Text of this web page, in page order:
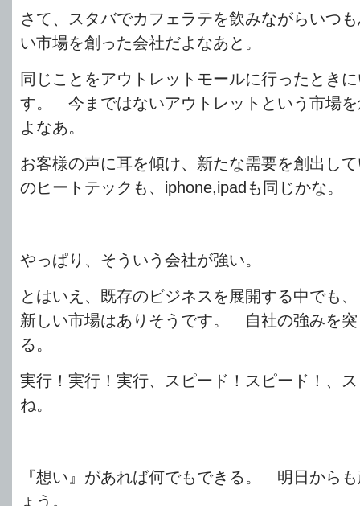
さて、スタバでカフェラテを飲みながらいつ
い市場を創った会社だよなあと。
同じことをアウトレットモールに行ったとき
す。 今まではないアウトレットという市場
よなあ。
お客様の声に耳を傾け、新たな需要を創出し
のヒートテックも、iphone,ipadも同じかな。
やっぱり、そういう会社が強い。
とはいえ、既存のビジネスを展開する中でも
新しい市場はありそうです。 自社の強みを
る。
実行！実行！実行、スピード！スピード！、
ね。
『想い』があれば何でもできる。 明日から
ょう。